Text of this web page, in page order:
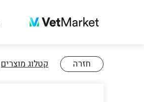
חזרה קטלוג מוצרים